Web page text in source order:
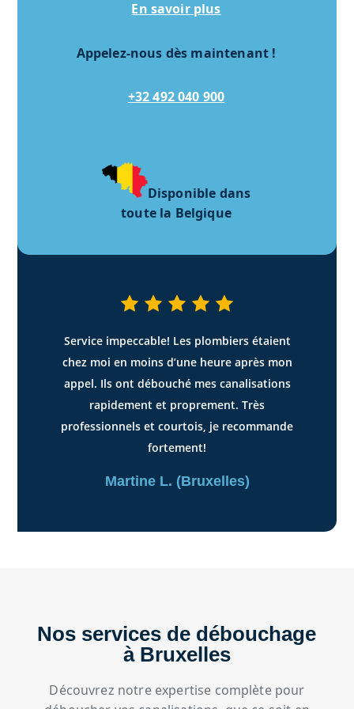
En savoir plus
Appelez-nous dès maintenant !
+32 492 040 900
Disponible dans
toute la Belgique
Service impeccable! Les plombiers étaient
chez moi en moins d’une heure après mon
appel. Ils ont débouché mes canalisations
rapidement et proprement. Très
professionnels et courtois, je recommande
fortement!
Martine L. (Bruxelles)
Nos services de débouchage
à Bruxelles
Découvrez notre expertise complète pour